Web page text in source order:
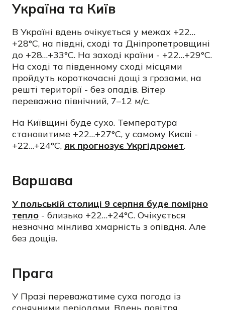
Україна та Київ
В Україні вдень очікується у межах +22…
+28°C, на півдні, сході та Дніпропетровщині
до +28…+33°C. На заході країни - +22…+29°C.
На сході та південному сході місцями
пройдуть короткочасні дощі з грозами, на
решті території - без опадів. Вітер
переважно північний, 7–12 м/с.
На Київщині буде сухо. Температура
становитиме +22…+27°C, у самому Києві -
+22…+24°C, як прогнозує Укргідромет.
Варшава
У польській столиці 9 серпня буде помірно
тепло - близько +22…+24°C. Очікується
незначна мінлива хмарність з опівдня. Але
без дощів.
Прага
У Празі переважатиме суха погода із